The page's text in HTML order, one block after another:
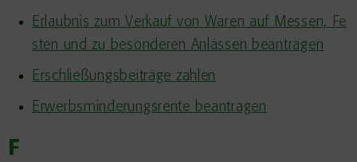
Erlaubnis zum Verkauf von Waren auf Messen, Fe
sten und zu besonderen Anlässen beantragen
Erschließungsbeiträge zahlen
Erwerbsminderungsrente beantragen
F